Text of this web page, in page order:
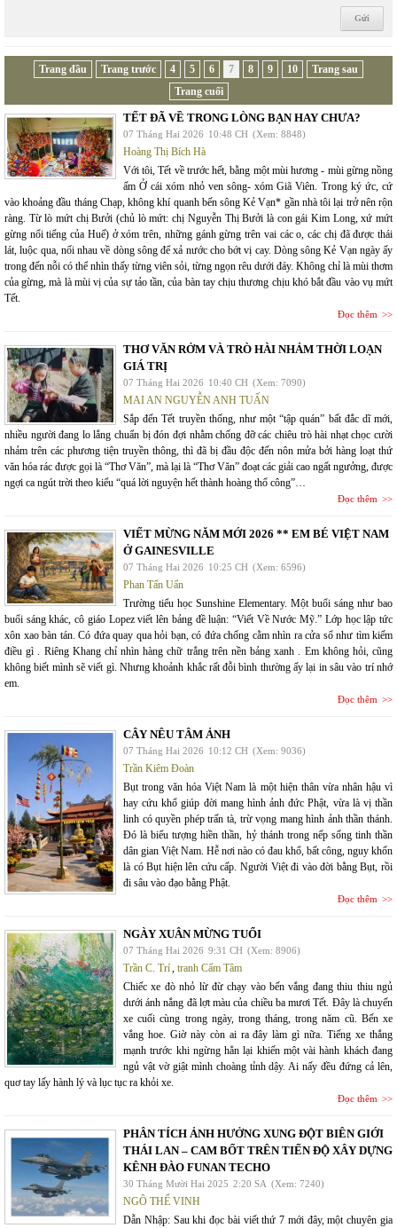
Trang đầu Trang trước 4 5 6 7 8 9 10
Trang sau
Trang cuối
TẾT ĐÃ VỀ TRONG LÒNG BẠN HAY CHƯA?
07 Tháng Hai 2026 10:48 CH (Xem: 8848)
Hoàng Thị Bích Hà
Với tôi, Tết về trước hết, bằng một mùi hương - mùi gừng nồng
ấm Ở cái xóm nhỏ ven sông- xóm Giã Viên. Trong ký ức, cứ
vào khoảng đầu tháng Chạp, không khí quanh bến sông Kẻ Vạn* gần nhà tôi lại trở nên rộn
ràng. Từ lò mứt chị Bưởi (chủ lò mứt: chị Nguyễn Thị Bưởi là con gái Kim Long, xứ mứt
gừng nổi tiếng của Huế) ở xóm trên, những gánh gừng trên vai các o, các chị đã được thái
lát, luộc qua, nối nhau về dòng sông để xả nước cho bớt vị cay. Dòng sông Kẻ Vạn ngày ấy
trong đến nỗi có thể nhìn thấy từng viên sỏi, từng ngọn rêu dưới đáy. Không chỉ là mùi thơm
của gừng, mà là mùi vị của sự tảo tần, của bàn tay chịu thương chịu khó bắt đầu vào vụ mứt
Tết.
Đọc thêm
THƠ VĂN RỞM VÀ TRÒ HÀI NHẢM THỜI LOẠN
GIÁ TRỊ
07 Tháng Hai 2026 10:40 CH (Xem: 7090)
MAI AN NGUYỄN ANH TUẤN
Sắp đến Tết truyền thống, như một “tập quán” bất đắc dĩ mới,
nhiều người đang lo lắng chuẩn bị đón đợi nhằm chống đỡ các chiêu trò hài nhạt chọc cười
nhảm trên các phương tiện truyền thông, thì đã bị đầu độc đến nôn mửa bởi hàng loạt thứ
văn hóa rác được gọi là “Thơ Văn”, mà lại là “Thơ Văn” đoạt các giải cao ngất ngưởng, được
ngợi ca ngút trời theo kiểu “quá lời nguyện hết thành hoàng thổ công”…
Đọc thêm
VIẾT MỪNG NĂM MỚI 2026 ** EM BÉ VIỆT NAM
Ở GAINESVILLE
07 Tháng Hai 2026 10:25 CH (Xem: 6596)
Phan Tấn Uẩn
Trường tiểu học Sunshine Elementary. Một buổi sáng như bao
buổi sáng khác, cô giáo Lopez viết lên bảng đề luận: “Viết Về Nước Mỹ.” Lớp học lập tức
xôn xao bàn tán. Có đứa quay qua hỏi bạn, có đứa chống cằm nhìn ra cửa sổ như tìm kiếm
điều gì . Riêng Khang chỉ nhìn hàng chữ trắng trên nền bảng xanh . Em không hỏi, cũng
không biết mình sẽ viết gì. Nhưng khoảnh khắc rất đỗi bình thường ấy lại in sâu vào trí nhớ
em.
Đọc thêm
CÂY NÊU TÂM ẢNH
07 Tháng Hai 2026 10:12 CH (Xem: 9036)
Trần Kiêm Đoàn
Bụt trong văn hóa Việt Nam là một hiện thân vừa nhân hậu vì
hay cứu khổ giúp đời mang hình ảnh đức Phật, vừa là vị thần
linh có quyền phép trấn tà, trừ vọng mang hình ảnh thần thánh.
Đó là biểu tượng hiền thần, hỷ thánh trong nếp sống tinh thần
dân gian Việt Nam. Hễ nơi nào có đau khổ, bất công, nguy khốn
là có Bụt hiện lên cứu cấp. Người Việt đi vào đời bằng Bụt, rồi
đi sâu vào đạo bằng Phật.
Đọc thêm
NGÀY XUÂN MỪNG TUỔI
07 Tháng Hai 2026 9:31 CH (Xem: 8906)
Trần C. Trí, tranh Cẩm Tâm
Chiếc xe đò nhỏ lừ đừ chạy vào bến vắng đang thiu thiu ngủ
dưới ánh nắng đã lợt màu của chiều ba mươi Tết. Đây là chuyến
xe cuối cùng trong ngày, trong tháng, trong năm cũ. Bến xe
vắng hoe. Giờ này còn ai ra đây làm gì nữa. Tiếng xe thắng
mạnh trước khi ngừng hẳn lại khiến một vài hành khách đang
ngủ vật vờ giật mình choàng tỉnh dậy. Ai nấy đều đứng cả lên,
quơ tay lấy hành lý và lục tục ra khỏi xe.
Đọc thêm
PHÂN TÍCH ẢNH HƯỞNG XUNG ĐỘT BIÊN GIỚI
THÁI LAN – CAM BỐT TRÊN TIẾN ĐỘ XÂY DỰNG
KÊNH ĐÀO FUNAN TECHO
30 Tháng Mười Hai 2025 2:20 SA (Xem: 7240)
NGÔ THẾ VINH
Dẫn Nhập: Sau khi đọc bài viết thứ 7 mới đây, một chuyên gia